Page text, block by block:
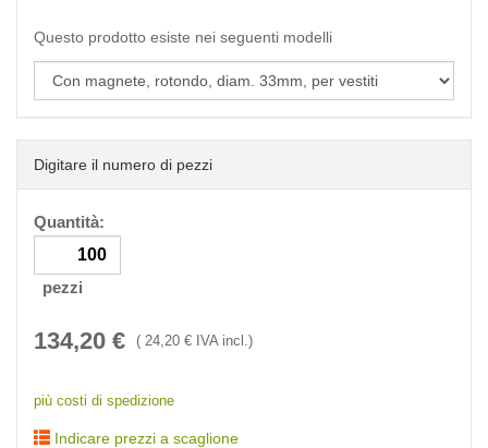
Questo prodotto esiste nei seguenti modelli
Digitare il numero di pezzi
Quantità:
pezzi
134,20 € ( 24,20 € IVA incl.)
più costi di spedizione
Indicare prezzi a scaglione